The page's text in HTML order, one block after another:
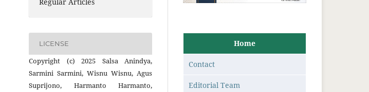
LICENSE
Copyright (c) 2025 Salsa Anindya,
Sarmini Sarmini, Wisnu Wisnu, Agus
Suprijono, Harmanto Harmanto,
Home
Contact
Editorial Team